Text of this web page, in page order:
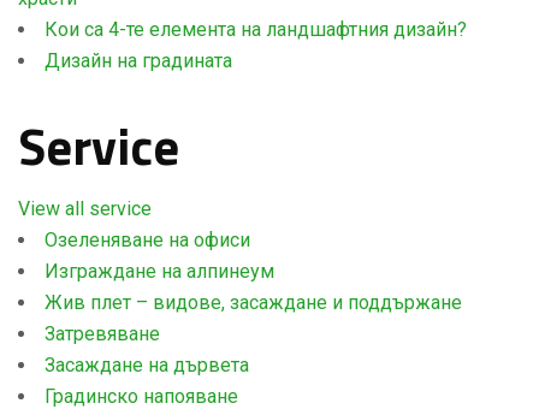
Кои са 4-те елемента на ландшафтния дизайн?
Дизайн на градината
Service
View all service
Озеленяване на офиси
Изграждане на алпинеум
Жив плет – видове, засаждане и поддържане
Затревяване
Засаждане на дървета
Градинско напояване